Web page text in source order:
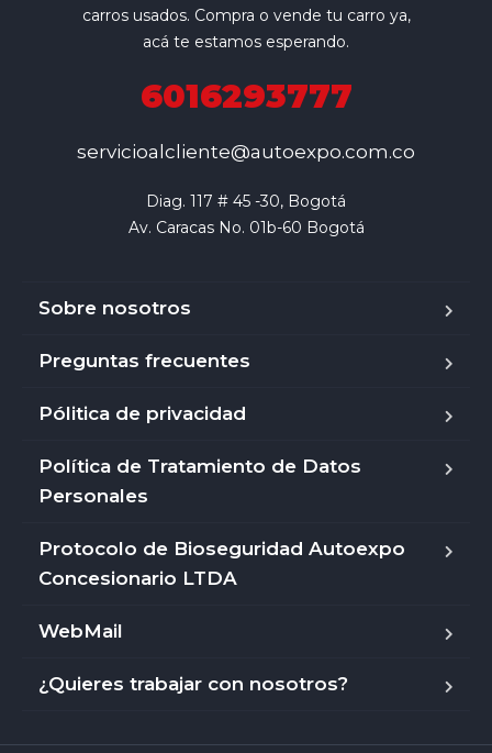
carros usados. Compra o vende tu carro ya,
acá te estamos esperando.
6016293777
servicioalcliente@autoexpo.com.co
Diag. 117 # 45 -30, Bogotá
Av. Caracas No. 01b-60 Bogotá
Sobre nosotros
Preguntas frecuentes
Pólitica de privacidad
Política de Tratamiento de Datos
Personales
Protocolo de Bioseguridad Autoexpo
Concesionario LTDA
WebMail
¿Quieres trabajar con nosotros?